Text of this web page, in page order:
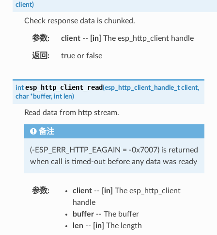
client)
Check response data is chunked.
参数 client-- [in] The esp_http_client handle
返回 true or false
int esp_http_client_read(esp_http_client_handle_t client,
char * buffer, int len)
Read data from http stream.
备注
(-ESP_ERR_HTTP_EAGAIN = -0x7007) is returned
when call is timed-out before any data was ready
参数 client-- [in] The esp_http_client
handle
buffer-- The buffer
len-- [in] The length